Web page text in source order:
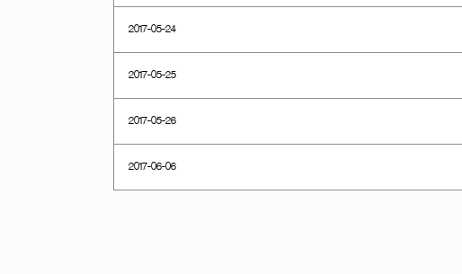
2017-05-24
2017-05-25
2017-05-26
2017-06-06